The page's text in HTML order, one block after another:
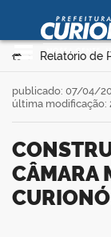
Ir para o conteúdo
Você está aqui:
Relatório de
CONSTRUÇÃO DA NOVA SEDE DA
CÂMARA
publicado: 07/04/
última